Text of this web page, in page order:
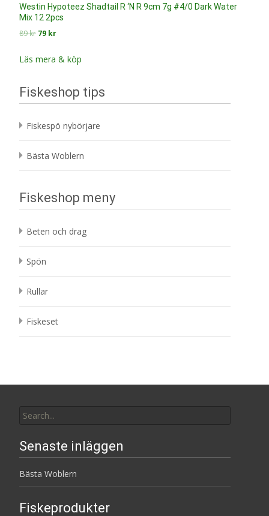
Westin Hypoteez Shadtail R ‘N R 9cm 7g #4/0 Dark Water
Mix 12 2pcs
89kr Det
priset
79 krDet
priset
Läs mera & köp
Fiskeshop tips
Fiskespö nybörjare
Bästa Woblern
Fiskeshop meny
Beten och drag
Spön
Rullar
Fiskeset
for:
Senaste inläggen
Bästa Woblern
Fiskeprodukter